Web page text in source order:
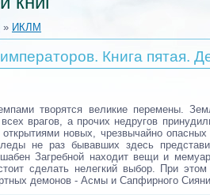
» ИКЛМ
Книга пятая.
творятся великие перемены.
врагов, а прочих недругов
новых, чрезвычайно
не раз бывавших здесь
Загребной находит вещи и
сделать нелегкий выбор. При
демонов - Асмы и Сапфирного